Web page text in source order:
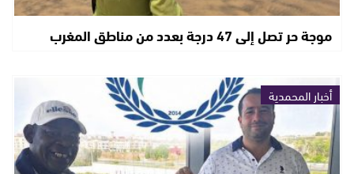
موجة حر تصل إلى 47 درجة بعدد من مناطق المغرب
أخبار المحمدية